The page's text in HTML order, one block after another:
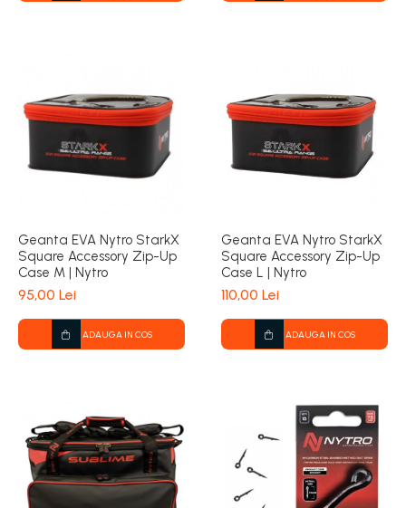
Geanta EVA Nytro StarkX
Square Accessory Zip-Up
Case M | Nytro
95,00 Lei
ADAUGA IN COS
Geanta EVA Nytro StarkX
Square Accessory Zip-Up
Case L | Nytro
110,00 Lei
ADAUGA IN COS